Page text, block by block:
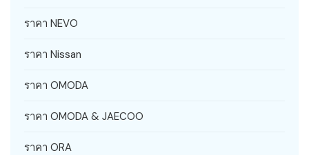
ราคา NEVO
ราคา Nissan
ราคา OMODA
ราคา OMODA & JAECOO
ราคา ORA